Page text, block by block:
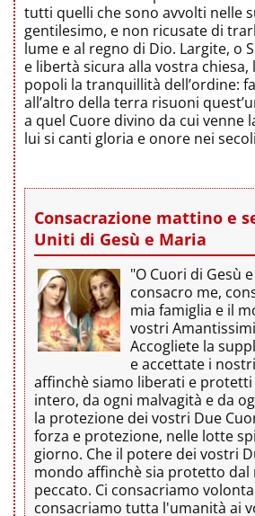
tutti quelli che sono avvolti nelle
gentilesimo, e non ricusate di
lume e al regno di Dio. Largite, o
e libertà sicura alla vostra
popoli la tranquillità dell’ordine:
all’altro della terra risuoni
a quel Cuore divino da cui venne
lui si canti gloria e onore nei
Consacrazione mattino e
Uniti di Gesù e Maria
"O Cuori di Gesù
consacro me,
mia famiglia e il
vostri
Accogliete la
e accettate i
affinchè siamo liberati e
intero, da ogni malvagità e da
la protezione dei vostri Due
forza e protezione, nelle lotte
giorno. Che il potere dei vostri
mondo affinchè sia protetto dal
peccato. Ci consacriamo
consacriamo tutta l'umanità ai